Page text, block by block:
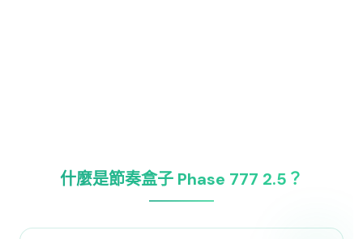
什麼是節奏盒子 Phase 777 2.5？